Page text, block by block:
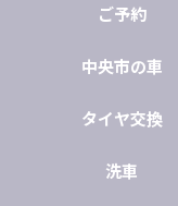
ご予約
中央市の車
タイヤ交換
洗車